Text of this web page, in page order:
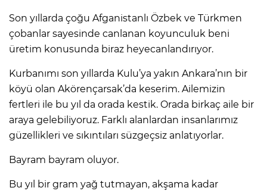
Son yıllarda çoğu Afganistanlı Özbek ve Türkmen
çobanlar sayesinde canlanan koyunculuk beni
üretim konusunda biraz heyecanlandırıyor.
Kurbanımı son yıllarda Kulu’ya yakın Ankara’nın bir
köyü olan Akörençarsak’da keserim. Ailemizin
fertleri ile bu yıl da orada kestik. Orada birkaç aile bir
araya gelebiliyoruz. Farklı alanlardan insanlarımız
güzellikleri ve sıkıntıları süzgeçsiz anlatıyorlar.
Bayram bayram oluyor.
Bu yıl bir gram yağ tutmayan, akşama kadar